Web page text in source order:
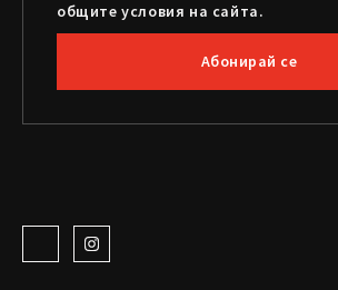
общите условия на сайта.
Абонирай се